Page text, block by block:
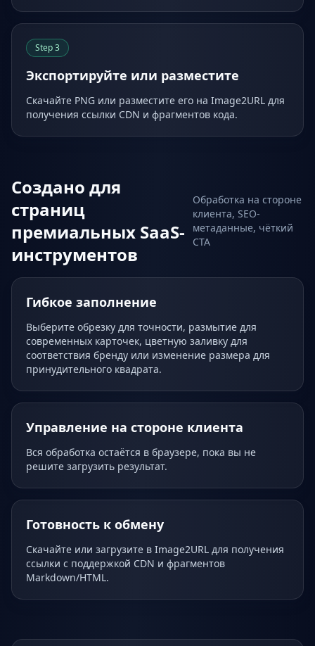
Step3
Экспортируйте или разместите
Скачайте PNG или разместите его на Image2URL для
получения ссылки CDN и фрагментов кода.
Создано для
страниц
премиальных SaaS-
инструментов
Обработка на стороне
клиента, SEO-
метаданные, чёткий
CTA
Гибкое заполнение
Выберите обрезку для точности, размытие для
современных карточек, цветную заливку для
соответствия бренду или изменение размера для
принудительного квадрата.
Управление на стороне клиента
Вся обработка остаётся в браузере, пока вы не
решите загрузить результат.
Готовность к обмену
Скачайте или загрузите в Image2URL для получения
ссылки с поддержкой CDN и фрагментов
Markdown/HTML.